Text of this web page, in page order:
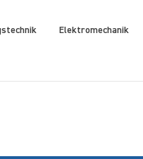
Elektromechanik